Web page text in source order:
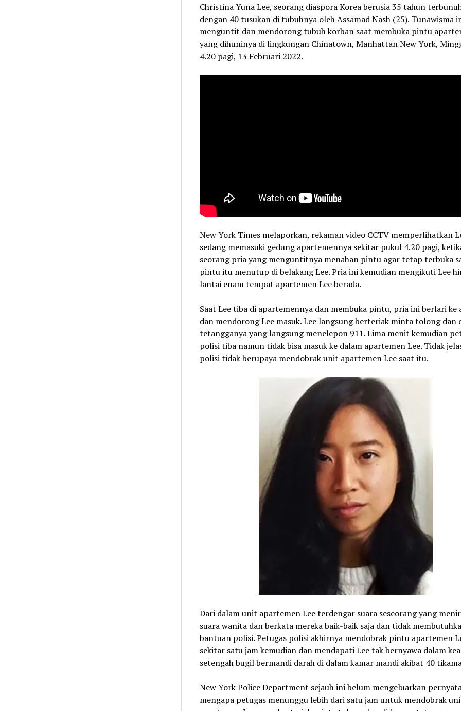
Christina Yuna Lee, seorang diaspora Korea berusia 35 tahun
dengan 40 tusukan di tubuhnya oleh Assamad Nash (25). Tunawisma
menguntit dan mendorong tubuh korban saat membuka pintu
yang dihuninya di lingkungan Chinatown, Manhattan New York,
4.20 pagi, 13 Februari 2022.
New York Times melaporkan, rekaman video CCTV memperlihatkan
sedang memasuki gedung apartemennya sekitar pukul 4.20 pagi,
seorang pria yang menguntitnya menahan pintu agar tetap terbuka
pintu itu menutup di belakang Lee. Pria ini kemudian mengikuti Lee
lantai enam tempat apartemen Lee berada.
Saat Lee tiba di apartemennya dan membuka pintu, pria ini berlari ke
dan mendorong Lee masuk. Lee langsung berteriak minta tolong dan
tetangganya yang langsung menelepon 911. Lima menit kemudian
polisi tiba namun tidak bisa masuk ke dalam apartemen Lee. Tidak
polisi tidak berupaya mendobrak unit apartemen Lee saat itu.
Dari dalam unit apartemen Lee terdengar suara seseorang yang
suara wanita dan berkata mereka baik-baik saja dan tidak
bantuan polisi. Petugas polisi akhirnya mendobrak pintu apartemen
sekitar satu jam kemudian dan mendapati Lee tak bernyawa dalam
setengah bugil bermandi darah di dalam kamar mandi akibat 40
New York Police Department sejauh ini belum mengeluarkan
mengapa petugas menunggu lebih dari satu jam untuk mendobrak